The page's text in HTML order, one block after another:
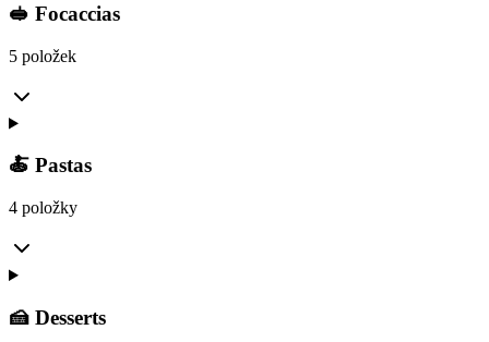
🥪 Focaccias
5 položek
🍝 Pastas
4 položky
🍰 Desserts